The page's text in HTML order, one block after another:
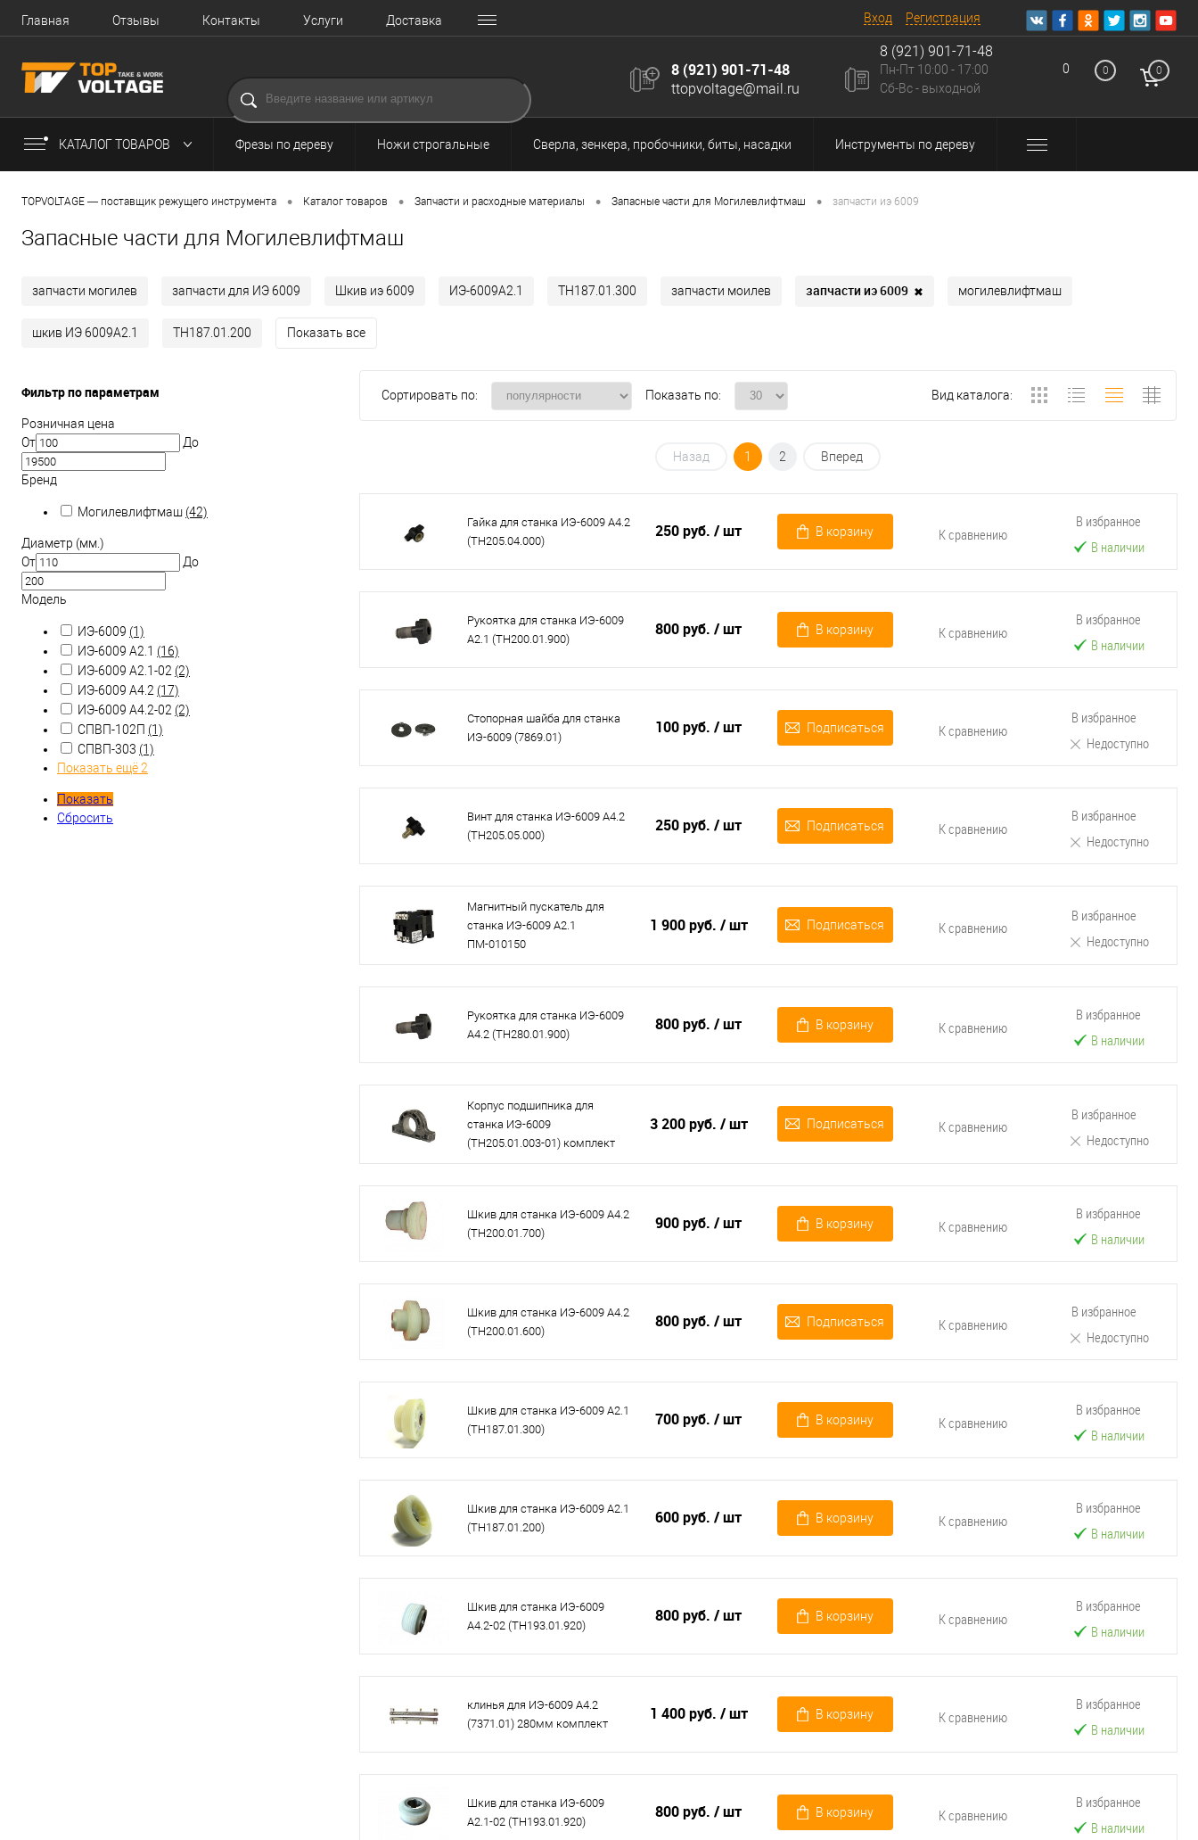
Главная Отзывы Контакты Услуги Доставка Вход Регистрация
8 (921) 901-71-48
ttopvoltage@mail.ru
8 (921) 901-71-48
Пн-Пт 10:00 - 17:00
Сб-Вс - выходной
0 0 0
КАТАЛОГ ТОВАРОВ Фрезы по дереву Ножи строгальные Сверла, зенкера, пробочники, биты, насадки Инструменты по дереву
TOPVOLTAGE — поставщик режущего инструмента • Каталог товаров • Запчасти и расходные материалы • Запасные части для Могилевлифтмаш • запчасти иэ 6009
Запасные части для Могилевлифтмаш
запчасти могилев запчасти для ИЭ 6009 Шкив иэ 6009 ИЭ-6009А2.1 ТН187.01.300 запчасти моилев запчасти иэ 6009 ✖ могилевлифтмаш
шкив ИЭ 6009А2.1 ТН187.01.200 Показать все
Фильтр по параметрам
Розничная цена
От
До
Бренд
Могилевлифтмаш (42)
Диаметр (мм.)
От
До
Модель
ИЭ-6009 (1)
ИЭ-6009 А2.1 (16)
ИЭ-6009 А2.1-02 (2)
ИЭ-6009 А4.2 (17)
ИЭ-6009 А4.2-02 (2)
СПВП-102П (1)
СПВП-303 (1)
Показать ещё 2
Показать
Сбросить
Сортировать по: Показать по: Вид каталога:
Назад 1 2 Вперед
Гайка для станка ИЭ-6009 А4.2
(ТН205.04.000)
250 руб. / шт В корзину К сравнению
В избранное
В наличии
Рукоятка для станка ИЭ-6009
А2.1 (ТН200.01.900)
800 руб. / шт В корзину К сравнению
В избранное
В наличии
Стопорная шайба для станка
ИЭ-6009 (7869.01)
100 руб. / шт Подписаться К сравнению
В избранное
Недоступно
Винт для станка ИЭ-6009 А4.2
(ТН205.05.000)
250 руб. / шт Подписаться К сравнению
В избранное
Недоступно
Магнитный пускатель для
станка ИЭ-6009 А2.1
ПМ-010150
1 900 руб. / шт Подписаться К сравнению
В избранное
Недоступно
Рукоятка для станка ИЭ-6009
А4.2 (ТН280.01.900)
800 руб. / шт В корзину К сравнению
В избранное
В наличии
Корпус подшипника для
станка ИЭ-6009
(ТН205.01.003-01) комплект
3 200 руб. / шт Подписаться К сравнению
В избранное
Недоступно
Шкив для станка ИЭ-6009 А4.2
(ТН200.01.700)
900 руб. / шт В корзину К сравнению
В избранное
В наличии
Шкив для станка ИЭ-6009 А4.2
(ТН200.01.600)
800 руб. / шт Подписаться К сравнению
В избранное
Недоступно
Шкив для станка ИЭ-6009 А2.1
(ТН187.01.300)
700 руб. / шт В корзину К сравнению
В избранное
В наличии
Шкив для станка ИЭ-6009 А2.1
(ТН187.01.200)
600 руб. / шт В корзину К сравнению
В избранное
В наличии
Шкив для станка ИЭ-6009
А4.2-02 (ТН193.01.920)
800 руб. / шт В корзину К сравнению
В избранное
В наличии
клинья для ИЭ-6009 А4.2
(7371.01) 280мм комплект
1 400 руб. / шт В корзину К сравнению
В избранное
В наличии
Шкив для станка ИЭ-6009
А2.1-02 (ТН193.01.920)
800 руб. / шт В корзину К сравнению
В избранное
В наличии